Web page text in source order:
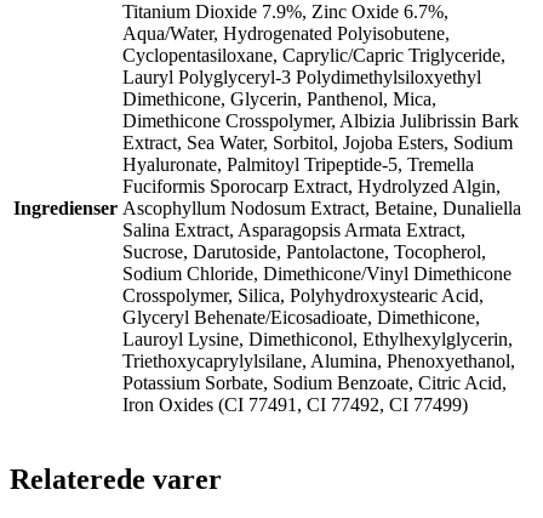
Ingredienser
Titanium Dioxide 7.9%, Zinc Oxide 6.7%,
Aqua/Water, Hydrogenated Polyisobutene,
Cyclopentasiloxane, Caprylic/Capric Triglyceride,
Lauryl Polyglyceryl-3 Polydimethylsiloxyethyl
Dimethicone, Glycerin, Panthenol, Mica,
Dimethicone Crosspolymer, Albizia Julibrissin Bark
Extract, Sea Water, Sorbitol, Jojoba Esters, Sodium
Hyaluronate, Palmitoyl Tripeptide-5, Tremella
Fuciformis Sporocarp Extract, Hydrolyzed Algin,
Ascophyllum Nodosum Extract, Betaine, Dunaliella
Salina Extract, Asparagopsis Armata Extract,
Sucrose, Darutoside, Pantolactone, Tocopherol,
Sodium Chloride, Dimethicone/Vinyl Dimethicone
Crosspolymer, Silica, Polyhydroxystearic Acid,
Glyceryl Behenate/Eicosadioate, Dimethicone,
Lauroyl Lysine, Dimethiconol, Ethylhexylglycerin,
Triethoxycaprylylsilane, Alumina, Phenoxyethanol,
Potassium Sorbate, Sodium Benzoate, Citric Acid,
Iron Oxides (CI 77491, CI 77492, CI 77499)
Relaterede varer